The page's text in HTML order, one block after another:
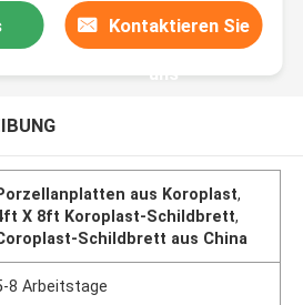
Kontaktieren Sie
uns
aus Koroplast,
X 8ft Koroplast-Schildbrett,
Schildbrett aus China
8 Arbeitstage